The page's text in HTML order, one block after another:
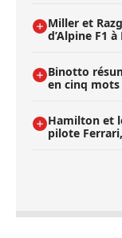
Miller et
d’Alpine F1
Binotto
en cinq mots
Hamilton et
pilote Ferrari,